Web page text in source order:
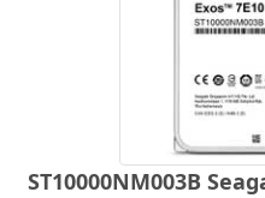
ST10000NM003B